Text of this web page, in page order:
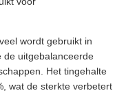
wordt gebruikt in
de uitgebalanceerde
Het tingehalte
wat de sterkte verbetert